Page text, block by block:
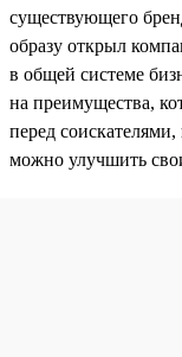
существующего
образу открыл
в общей системе
на преимущества,
перед
можно улучшить